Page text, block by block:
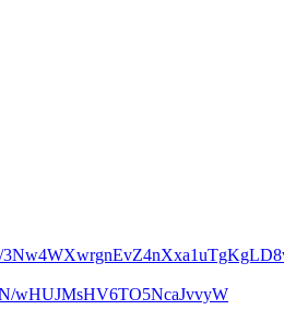
wHUJMsHV6TO5NcaJvvyW